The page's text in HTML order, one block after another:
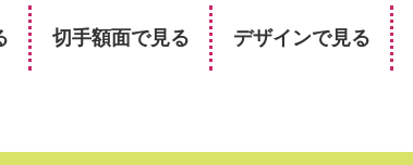
切手額面で見る デザインで見る